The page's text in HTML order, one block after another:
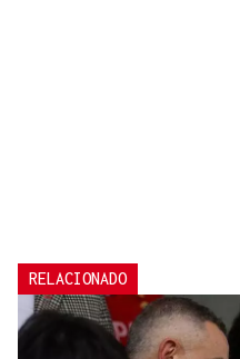
RELACIONADO